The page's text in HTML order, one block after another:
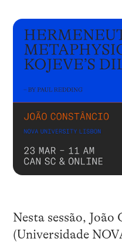
Nesta sessão, João
(Universidade